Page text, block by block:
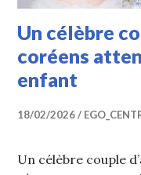
Un célèbre
coréens
enfant
18/02/2026
Un célèbre couple